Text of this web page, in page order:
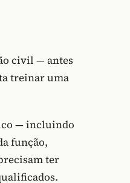
civil — antes
treinar uma
— incluindo
função,
ter